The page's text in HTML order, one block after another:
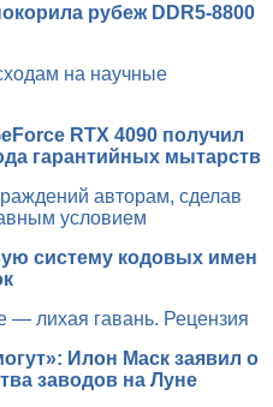
рубеж DDR5-8800
на научные
RTX 4090 получил
гарантийных мытарств
авторам, сделав
условием
систему кодовых имен
— лихая гавань. Рецензия
Илон Маск заявил о
заводов на Луне